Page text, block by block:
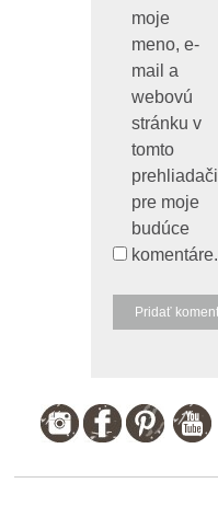
moje
meno, e-
mail a
webovú
stránku v
tomto
prehliadači
pre moje
budúce
komentáre.